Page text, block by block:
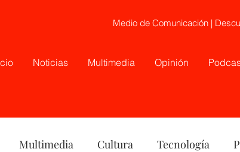
Medio de Comunicación |
Noticias Multimedia Opinión
Multimedia Cultura Tecnología